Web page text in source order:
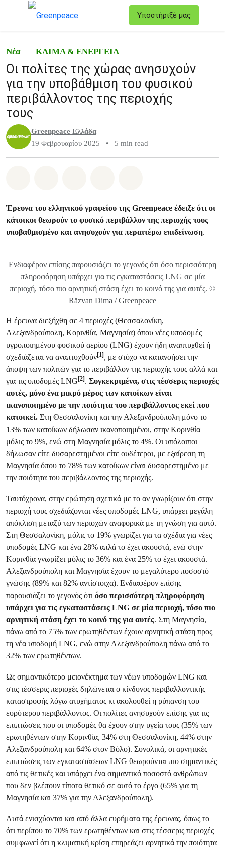
Υποστήριξέ μας
Νέα ΚΛΙΜΑ & ΕΝΕΡΓΕΙΑ
Οι πολίτες της χώρας ανησυχούν
για την υποβάθμιση του φυσικού
περιβάλλοντος της περιοχής
τους
Greenpeace Ελλάδα
19 Φεβρουαρίου 2025
• 5 min read
Έρευνα του ελληνικού γραφείου της Greenpeace έδειξε ότι οι
κάτοικοι θεωρούν το φυσικό περιβάλλον της περιοχής τους
υποβαθμισμένο και ανησυχούν για περαιτέρω επιδείνωση.
Ενδιαφέρον επίσης παρουσιάζει το γεγονός ότι όσο περισσότερη
πληροφόρηση υπάρχει για τις εγκαταστάσεις LNG σε μία
περιοχή, τόσο πιο αρνητική στάση έχει το κοινό της για αυτές. ©
Răzvan Dima / Greenpeace
Η έρευνα διεξήχθη σε 4 περιοχές (Θεσσαλονίκη,
Αλεξανδρούπολη, Κορινθία, Μαγνησία) όπου νέες υποδομές
υγροποιημένου φυσικού αερίου (LNG) έχουν ήδη αναπτυχθεί ή
σχεδιάζεται να αναπτυχθούν[1], με στόχο να κατανοήσει την
άποψη των πολιτών για το περιβάλλον της περιοχής τους αλλά και
για τις υποδομές LNG[2]. Συγκεκριμένα, στις τέσσερις περιοχές
αυτές, μόνο ένα μικρό μέρος των κατοίκων είναι
ικανοποιημένο με την ποιότητα του περιβάλλοντος εκεί που
κατοικεί. Στη Θεσσαλονίκη και την Αλεξανδρούπολη μόνο το
13% των κατοίκων δήλωσαν ικανοποιημένοι, στην Κορινθία
μόλις το 9%, ενώ στη Μαγνησία μόλις το 4%. Οι υπόλοιποι
δήλωσαν είτε δυσαρεστημένοι είτε ουδέτεροι, με εξαίρεση τη
Μαγνησία όπου το 78% των κατοίκων είναι δυσαρεστημένο με
την ποιότητα του περιβάλλοντος της περιοχής.
Ταυτόχρονα, στην ερώτηση σχετικά με το αν γνωρίζουν ότι στην
περιοχή τους σχεδιάζονται νέες υποδομές LNG, υπάρχει μεγάλη
απόκλιση μεταξύ των περιοχών αναφορικά με τη γνώση για αυτό.
Στη Θεσσαλονίκη, μόλις το 19% γνωρίζει για τα σχέδια για νέες
υποδομές LNG και ένα 28% απλά το έχει ακουστά, ενώ στην
Κορινθία γνωρίζει μόλις το 36% και ένα 25% το έχει ακουστά.
Αλεξανδρούπολη και Μαγνησία έχουν το μεγαλύτερο ποσοστό
γνώσης (89% και 82% αντίστοιχα). Ενδιαφέρον επίσης
παρουσιάζει το γεγονός ότιόσο περισσότερη πληροφόρηση
υπάρχει για τις εγκαταστάσεις LNG σε μία περιοχή, τόσο πιο
αρνητική στάση έχει το κοινό της για αυτές. Στη Μαγνησία,
πάνω από το 75% των ερωτηθέντων έχουν αρνητική στάση προς
τη νέα υποδομή LNG, ενώ στην Αλεξανδρούπολη πάνω από το
32% των ερωτηθέντων.
Ως σημαντικότερο μειονέκτημα των νέων υποδομών LNG και
στις τέσσερις περιοχές δηλώνεται ο κίνδυνος περιβαλλοντικής
καταστροφής λόγω ατυχήματος κι ακολουθεί η ρύπανση του
ευρύτερου περιβάλλοντος. Οι πολίτες ανησυχούν επίσης για τις
επιπτώσεις που οι υποδομές θα έχουν στην υγεία τους (35% των
ερωτηθέντων στην Κορινθία, 34% στη Θεσσαλονίκη, 44% στην
Αλεξανδρούπολη και 64% στον Βόλο). Συνολικά, οι αρνητικές
επιπτώσεις των εγκαταστάσεων LNG θεωρούνται πιο σημαντικές
από τις θετικές και υπάρχει ένα σημαντικό ποσοστό ανθρώπων
που δεν βλέπουν τίποτα θετικό σε αυτό το έργο (65% για τη
Μαγνησία και 37% για την Αλεξανδρούπολη).
Αυτά ενισχύονται και από άλλα ευρήματα της έρευνας, όπως το
ότι περίπου το 70% των ερωτηθέντων και στις τέσσερις περιοχές
συμφωνεί ότι η κλιματική κρίση επηρεάζει αρνητικά την ποιότητα